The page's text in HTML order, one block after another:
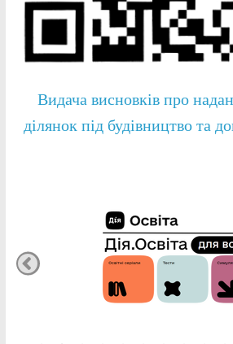
Видача висновків про
ділянок під будівництво та